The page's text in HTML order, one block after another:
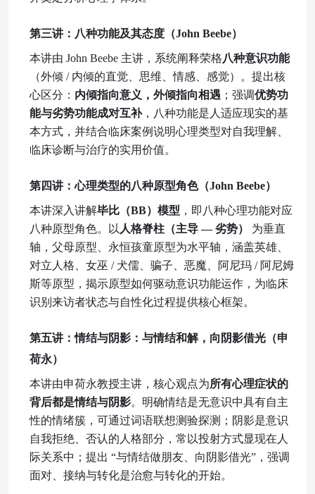
第三讲：八种功能及其态度 （John Beebe）
本讲由 John Beebe 主讲，系统阐释荣格八种意识功能
（外倾 / 内倾的直觉、思维、情感、感觉）。提出核
心区分： 内倾指向意义，外倾指向相遇 ；强调优势功
能与劣势功能成对互补，八种功能是人适应现实的基
本方式，并结合临床案例说明心理类型对自我理解、
临床诊断与治疗的实用价值。
第四讲：心理类型的八种原型角色（John Beebe）
本讲深入讲解毕比（BB）模型 ，即八种心理功能对应
八种原型角色。以 人格脊柱（主导 — 劣势）
为垂直
轴，父母原型、永恒孩童原型为水平轴，涵盖英雄、
对立人格、女巫 / 犬儒、骗子、恶魔、阿尼玛 / 阿尼姆
斯等原型，揭示原型如何驱动意识功能运作，为临床
识别来访者状态与自性化过程提供核心框架。
第五讲：情结与阴影：与情结和解，向阴影借光 （申
荷永）
本讲由申荷永教授主讲，核心观点为所有心理症状的
背后都是情结与阴影。明确情结是无意识中具有自主
性的情绪簇，可通过词语联想测验探测；阴影是意识
自我拒绝、否认的人格部分，常以投射方式显现在人
际关系中；提出 “与情结做朋友、向阴影借光”，强调
面对、接纳与转化是治愈与转化的开始。